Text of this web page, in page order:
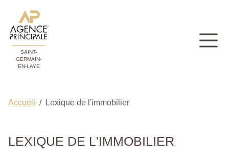
SAINT-
GERMAIN-
EN-LAYE
Accueil Lexique de l'immobilier
LEXIQUE DE L'IMMOBILIER